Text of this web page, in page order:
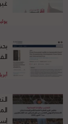
يوليو 18,
أبريل 15,